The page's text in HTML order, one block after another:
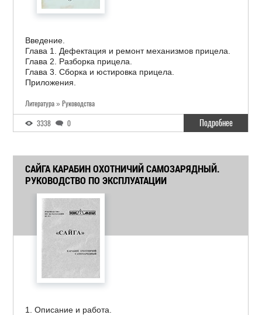
Введение.
Глава 1. Дефектация и ремонт механизмов прицела.
Глава 2. Разборка прицела.
Глава 3. Сборка и юстировка прицела.
Приложения.
Литература » Руководства
3338 0 Подробнее
САЙГА КАРАБИН ОХОТНИЧИЙ САМОЗАРЯДНЫЙ.
РУКОВОДСТВО ПО ЭКСПЛУАТАЦИИ
1. Описание и работа.